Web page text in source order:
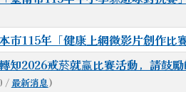
\_blank
_blank
市115年「健康上網微影片創作比賽
知2026戒菸就赢比賽活動，請鼓
/ 最新消息)